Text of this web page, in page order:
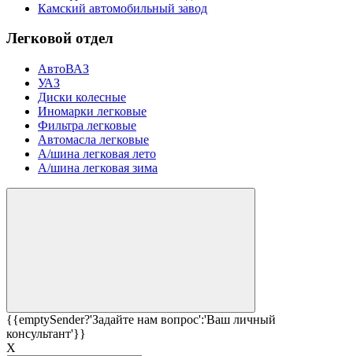
Камский автомобильный завод
Легковой отдел
АвтоВАЗ
УАЗ
Диски колесные
Иномарки легковые
Фильтра легковые
Автомасла легковые
А/шина легковая лето
А/шина легковая зима
{{emptySender?'Задайте нам вопрос':'Ваш личный
консультант'}}
Х